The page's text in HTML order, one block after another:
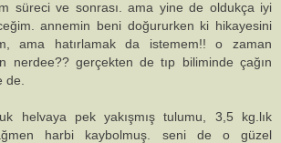
süreci ve sonrası. ama yine de oldukça iyi
annemin beni doğururken ki hikayesini
ama hatırlamak da istemem!! o zaman
nerdee?? gerçekten de tıp biliminde çağın
de.
helvaya pek yakışmış tulumu, 3,5 kg.lık
harbi kaybolmuş. seni de o güzel